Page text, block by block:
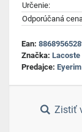
Určenie:
Odporúčaná
Ean:
Značka: Lacoste
Predajce: Eyerim
Zistiť